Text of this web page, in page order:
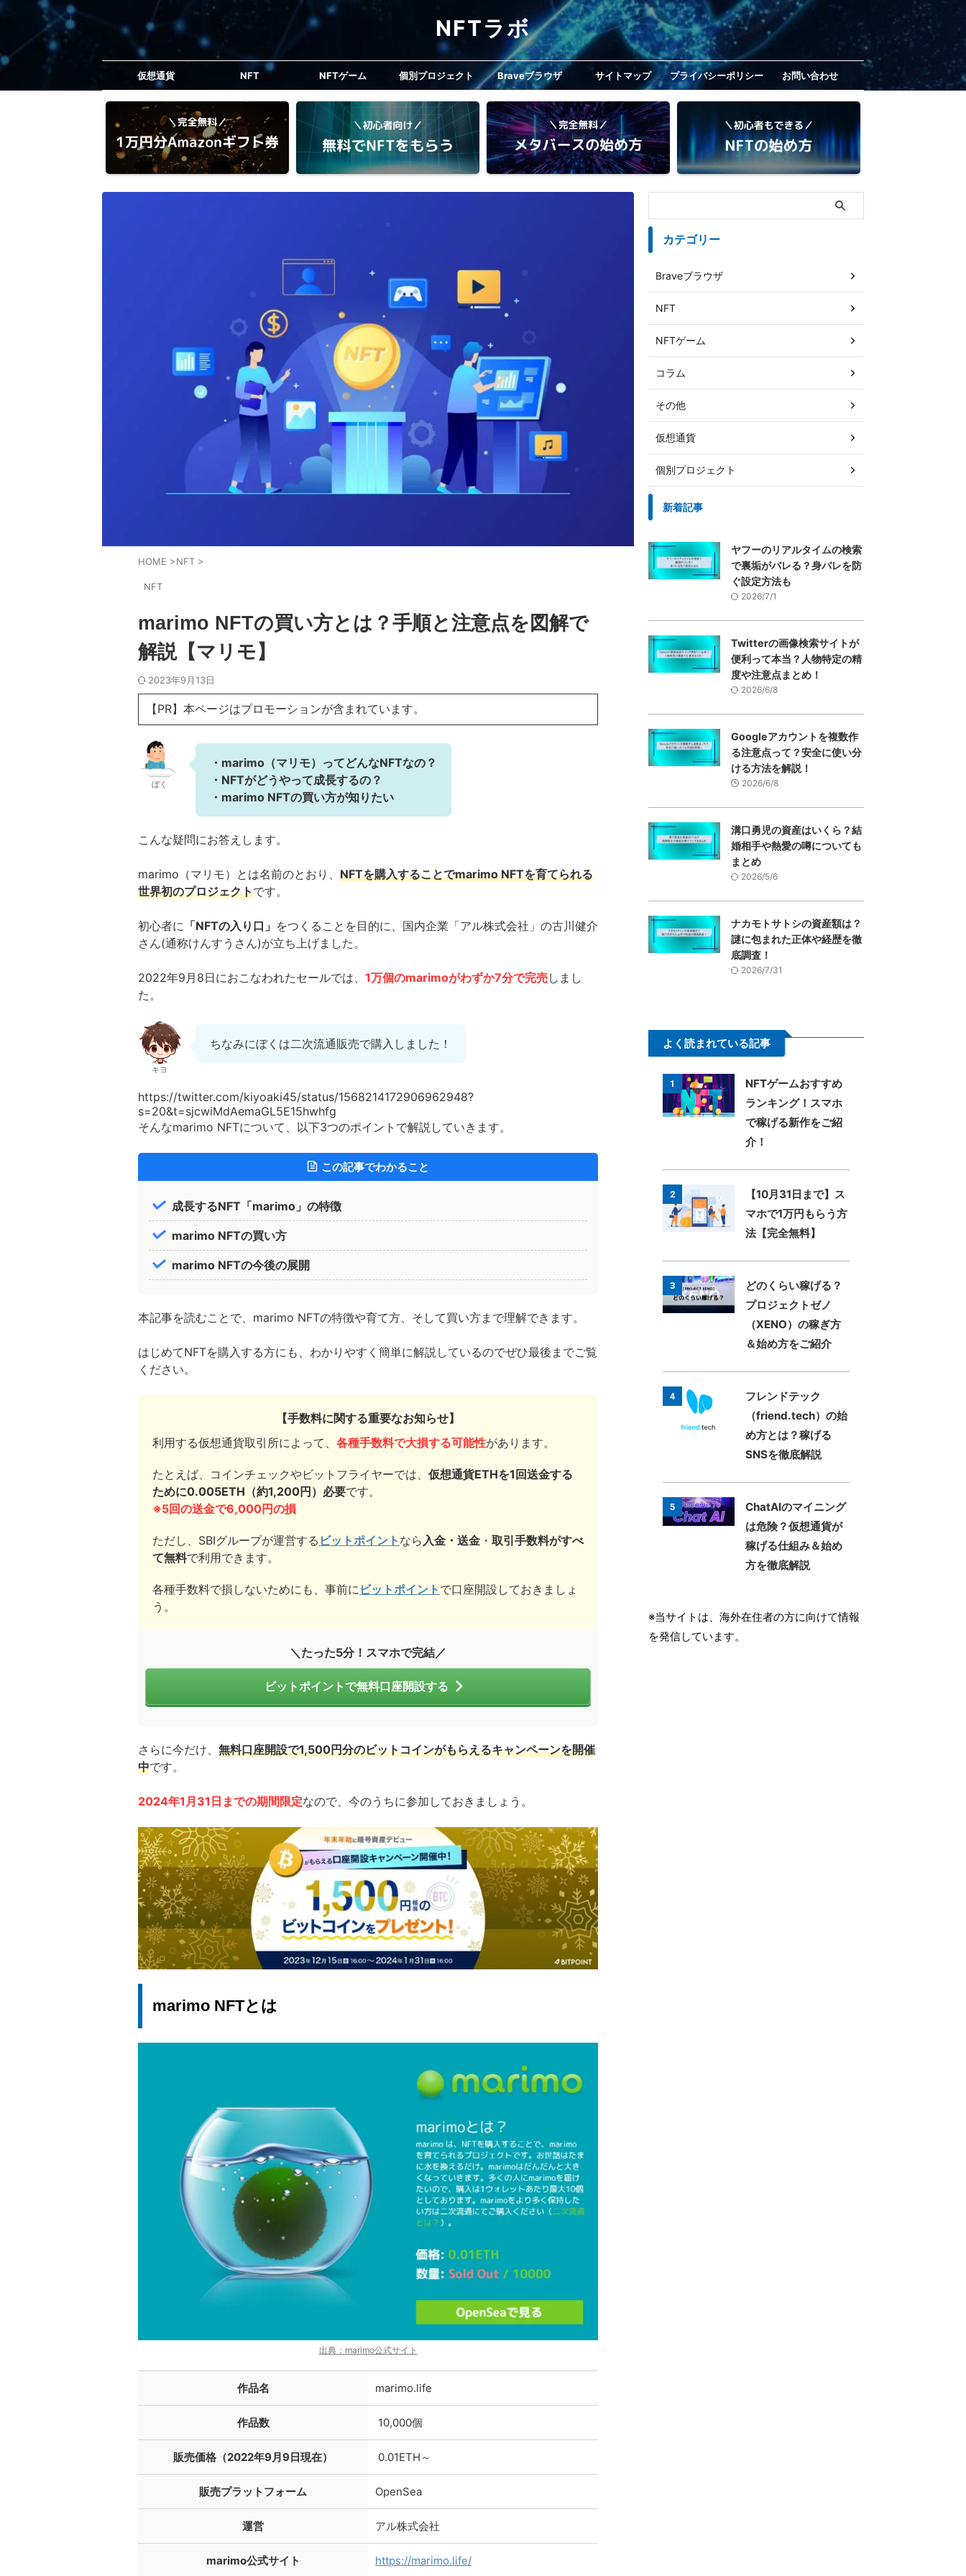
NFTラボ
仮想通貨 NFT NFTゲーム 個別プロジェクト Braveブラウザ サイトマップ プライバシーポリシー お問い合わせ
HOME >NFT >
NFT
marimo NFTの買い方とは？手順と注意点を図解で
解説【マリモ】
2023年9月13日
【PR】本ページはプロモーションが含まれています。
ぼく
・marimo（マリモ）ってどんなNFTなの？
・NFTがどうやって成長するの？
・marimo NFTの買い方が知りたい
こんな疑問にお答えします。
marimo（マリモ）とは名前のとおり、 NFTを購入することでmarimo NFTを育てられる
世界初のプロジェクトです。
初心者に 「NFTの入り口」 をつくることを目的に、国内企業「アル株式会社」の古川健介
さん(通称けんすうさん)が立ち上げました。
2022年9月8日におこなわれたセールでは、 1万個のmarimoがわずか7分で完売しまし
た。
キヨ
ちなみにぼくは二次流通販売で購入しました！
https://twitter.com/kiyoaki45/status/1568214172906962948?
s=20&t=sjcwiMdAemaGL5E15hwhfg
そんなmarimo NFTについて、以下3つのポイントで解説していきます。
この記事でわかること
成長するNFT「marimo」の特徴
marimo NFTの買い方
marimo NFTの今後の展開
本記事を読むことで、marimo NFTの特徴や育て方、そして買い方まで理解できます。
はじめてNFTを購入する方にも、わかりやすく簡単に解説しているのでぜひ最後までご覧
ください。
【手数料に関する重要なお知らせ】
利用する仮想通貨取引所によって、 各種手数料で大損する可能性があります。
たとえば、コインチェックやビットフライヤーでは、 仮想通貨ETHを1回送金する
ために0.005ETH（約1,200円）必要です。
※5回の送金で6,000円の損
ただし、SBIグループが運営する ビットポイント なら 入金・送金 ・ 取引手数料がすべ
て無料で利用できます。
各種手数料で損しないためにも、事前に ビットポイント で口座開設しておきましょ
う。
＼たった5分！スマホで完結／
ビットポイントで無料口座開設する
さらに今だけ、 無料口座開設で1,500円分のビットコインがもらえるキャンペーンを開催
中です。
2024年1月31日 までの期間限定なので、今のうちに参加しておきましょう。
marimo NFTとは
出典：marimo公式サイト
作品名 marimo.life
作品数 10,000個
販売価格（2022年9月9日現在） 0.01ETH～
販売プラットフォーム OpenSea
運営 アル株式会社
marimo公式サイト https://marimo.life/
カテゴリー
Braveブラウザ
NFT
NFTゲーム
コラム
その他
仮想通貨
個別プロジェクト
新着記事
ヤフーのリアルタイムの検索
で裏垢がバレる？身バレを防
ぐ設定方法も
2026/7/1
Twitterの画像検索サイトが
便利って本当？人物特定の精
度や注意点まとめ！
2026/6/8
Googleアカウントを複数作
る注意点って？安全に使い分
ける方法を解説！
2026/6/8
溝口勇児の資産はいくら？結
婚相手や熱愛の噂についても
まとめ
2026/5/6
ナカモトサトシの資産額は？
謎に包まれた正体や経歴を徹
底調査！
2026/7/31
よく読まれている記事
1
NFTゲームおすすめ
ランキング！スマホ
で稼げる新作をご紹
介！
2
【10月31日まで】ス
マホで1万円もらう方
法【完全無料】
3
どのくらい稼げる？
プロジェクトゼノ
（XENO）の稼ぎ方
＆始め方をご紹介
4
フレンドテック
（friend.tech）の始
め方とは？稼げる
SNSを徹底解説
5
ChatAIのマイニング
は危険？仮想通貨が
稼げる仕組み＆始め
方を徹底解説
※当サイトは、海外在住者の方に向けて情報
を発信しています。